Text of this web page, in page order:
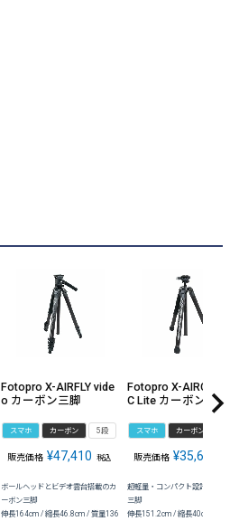
Fotopro X-AIRFLY vide
o カーボン三脚
スマホ カーボン 5段
販売価格 ¥47,410 税込
ボールヘッドとビデオ雲台搭載のカ
ーボン三脚
伸長164cm / 縮長46.8cm / 質量136
Fotopro X-
C Lite カーボン三脚
スマホ カーボン
販売価格 ¥35,640
超軽量・コンパクト設計のカーボ
三脚
伸長151.2cm / 縮長40cm / 質量